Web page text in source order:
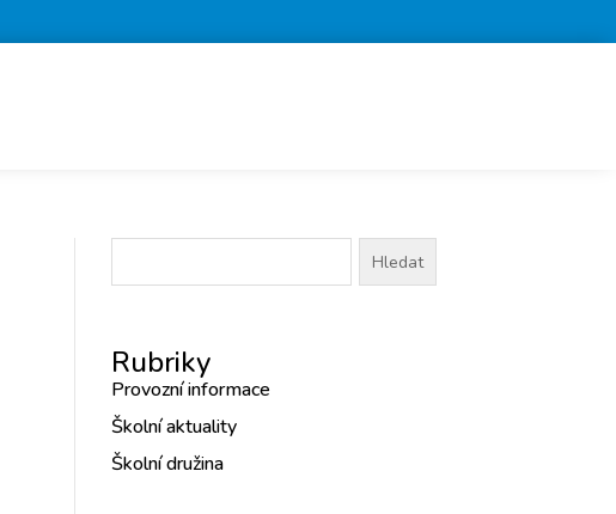
Vyhledávání
Rubriky
Provozní informace
Školní aktuality
Školní družina